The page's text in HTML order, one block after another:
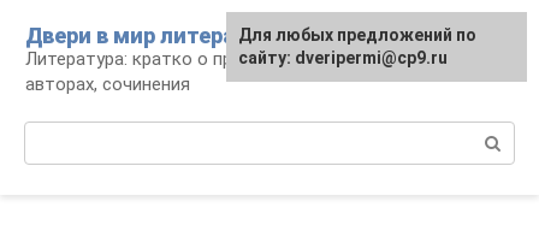
контенту
Двери в мир литературы
Литература: кратко о произведениях и
авторах, сочинения
Для любых предложений по
сайту: dveripermi@cp9.ru